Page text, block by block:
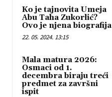
Ko je tajnovita Umeja
Abu Taha Zukorlić?
Ovo je njena biografija
22. 05. 2024. 13:15
Mala matura 2026:
Osmaci od 1.
decembra biraju treći
predmet za završni
ispit